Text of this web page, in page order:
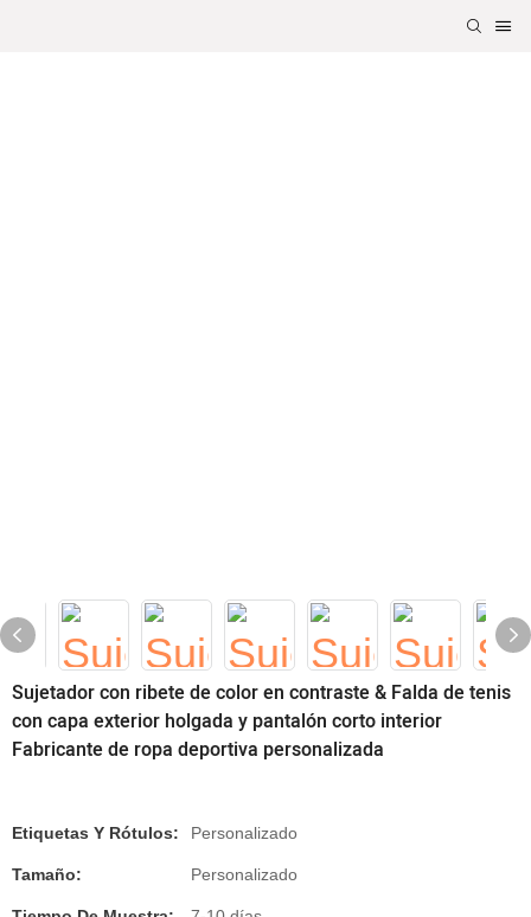
Sujetador con ribete de color en contraste & Falda de tenis
con capa exterior holgada y pantalón corto interior
Fabricante de ropa deportiva personalizada
Etiquetas Y Rótulos: Personalizado
Tamaño: Personalizado